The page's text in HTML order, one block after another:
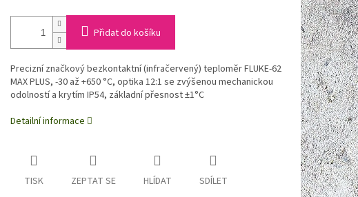
Přidat do košíku
Precizní značkový bezkontaktní (infračervený) teploměr FLUKE-62
MAX PLUS, -30 až +650 °C, optika 12:1 se zvýšenou mechanickou
odolností a krytím IP54, základní přesnost ±1°C
Detailní informace
TISK ZEPTAT SE HLÍDAT SDÍLET